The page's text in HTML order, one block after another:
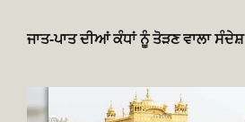
ਜਾਤ-ਪਾਤ ਦੀਆਂ ਕੰਧਾਂ ਨੂੰ ਤੋੜਣ ਵਾਲਾ ਸੰਦੇਸ਼